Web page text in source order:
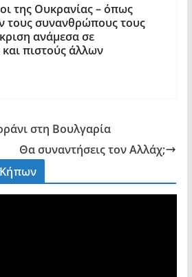
της Ουκρανίας – όπως
τους συνανθρώπους τους
ανάμεσα σε
πιστούς άλλων
στη Βουλγαρία
Θα συναντήσεις τον Αλλάχ;
Κήπων